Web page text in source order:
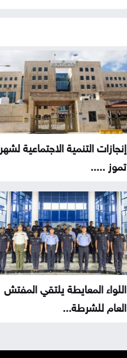
إنجازات التنمية الاجتماعية لشهر
تموز .....
اللواء المعايطة يلتقي المفتش
العام للشرطة...